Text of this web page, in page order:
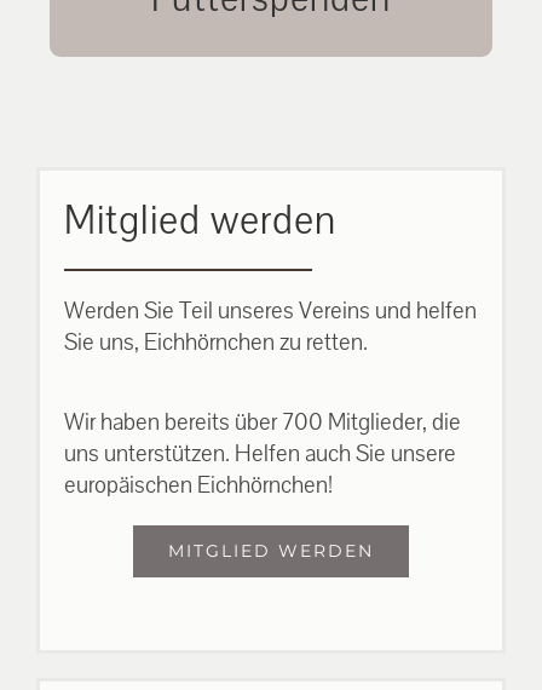
unsere Eichhörnchen.
Mitglied werden
Werden Sie Teil unseres Vereins und helfen
Sie uns, Eichhörnchen zu retten.
Wir haben bereits über 700 Mitglieder, die
uns unterstützen. Helfen auch Sie unsere
europäischen Eichhörnchen!
MITGLIED WERDEN